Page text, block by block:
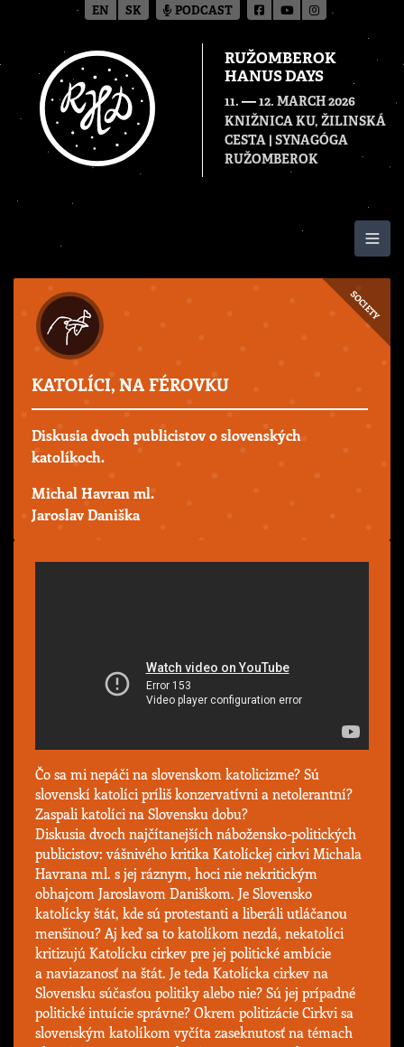
RUŽOMBEROK
HANUS DAYS
11. — 12. MARCH 2026
KNIŽNICA KU, ŽILINSKÁ
CESTA | SYNAGÓGA
RUŽOMBEROK
SOCIETY
KATOLÍCI, NA FÉROVKU
Diskusia dvoch publicistov o slovenských
katolíkoch.
Michal Havran ml.
Jaroslav Daniška
Čo sa mi nepáči na slovenskom katolicizme? Sú
slovenskí katolíci príliš konzervatívni a netolerantní?
Zaspali katolíci na Slovensku dobu?
Diskusia dvoch najčítanejších nábožensko-politických
publicistov: vášnivého kritika Katolíckej cirkvi Michala
Havrana ml. s jej ráznym, hoci nie nekritickým
obhajcom Jaroslavom Daniškom. Je Slovensko
katolícky štát, kde sú protestanti a liberáli utláčanou
menšinou? Aj keď sa to katolíkom nezdá, nekatolíci
kritizujú Katolícku cirkev pre jej politické ambície
a naviazanosť na štát. Je teda Katolícka cirkev na
Slovensku súčasťou politiky alebo nie? Sú jej prípadné
politické intuície správne? Okrem politizácie Cirkvi sa
slovenským katolíkom vyčíta zaseknutosť na témach
EN SK PODCAST